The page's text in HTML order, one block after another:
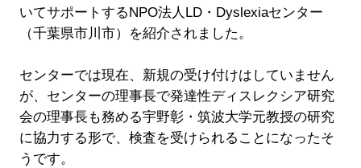
いてサポートするNPO法人LD・Dyslexiaセンター
（千葉県市川市）を紹介されました。
センターでは現在、新規の受け付けはしていません
が、センターの理事長で発達性ディスレクシア研究
会の理事長も務める宇野彰・筑波大学元教授の研究
に協力する形で、検査を受けられることになったそ
うです。